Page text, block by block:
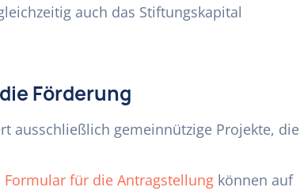
auch das Stiftungskapital
Förderung
ausschließlich gemeinnützige Projekte, die
Formular für die Antragstellung können auf